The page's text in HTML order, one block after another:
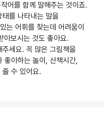
어를 함께 말해주는 것이죠.
를 나타내는 말을
는 어휘를 찾는데 어려움이
아보시는 것도 좋아요.
세요. 꼭 많은 그림책을
좋아하는 놀이, 산책시간,
줄 수 있어요.